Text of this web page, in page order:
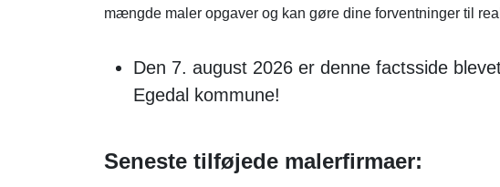
mængde maler opgaver og kan gøre dine forventninger til
Den 7. august 2026 er denne factsside
Egedal kommune!
Seneste tilføjede malerfirmaer: